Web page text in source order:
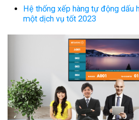
Hệ thống xếp hàng tự động dấu
một dịch vụ tốt 2023